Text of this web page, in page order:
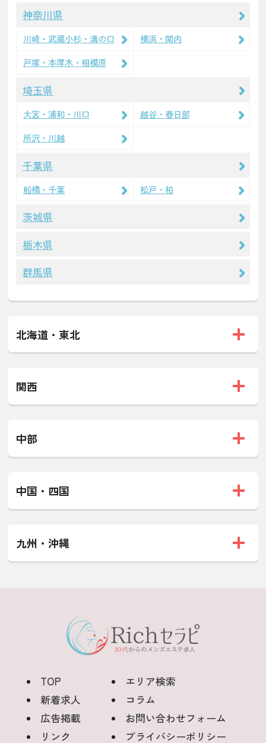
神奈川県
川崎・武蔵小杉・溝の口
横浜・関内
戸塚・本厚木・相模原
埼玉県
大宮・浦和・川口
越谷・春日部
所沢・川越
千葉県
船橋・千葉 松戸・柏
茨城県
栃木県
群馬県
北海道・東北
関西
中部
中国・四国
九州・沖縄
TOP
エリア検索
新着求人
コラム
広告掲載
お問い合わせフォーム
リンク
プライバシーポリシー